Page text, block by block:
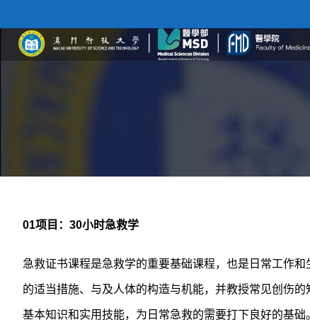
01项目： 30小时急救学
急救证书课程是急救学的重要基础课程，也是日常工作
的适当措施、与及人体的构造与机能，并教授常见创伤
基本知识和实用技能，为日常急救的需要打下良好的基础